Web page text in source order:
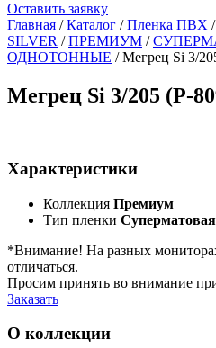
Оставить заявку
Главная /Каталог /Пленка ПВХ /
SILVER /ПРЕМИУМ /
ОДНОТОННЫЕ /Мегрец Si 3/
Мегрец Si 3/205 (P-
Характеристики
Коллекция Премиум
Тип пленки
*Внимание! На разных
отличаться.
Просим принять во внимание
Заказать
О коллекции